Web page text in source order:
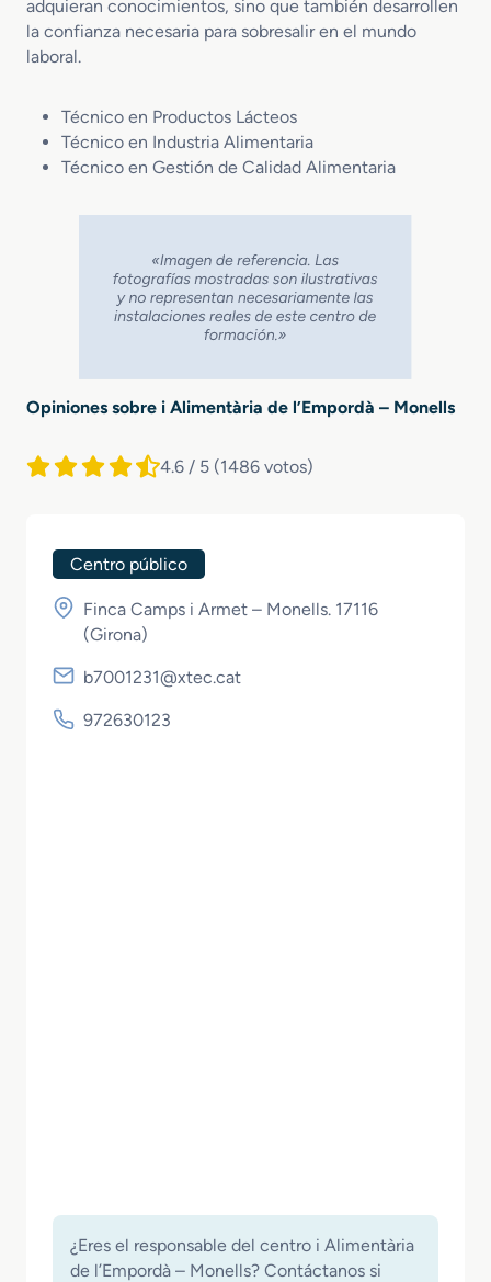
adquieran conocimientos, sino que también desarrollen
la confianza necesaria para sobresalir en el mundo
laboral.
Técnico en Productos Lácteos
Técnico en Industria Alimentaria
Técnico en Gestión de Calidad Alimentaria
Opiniones sobre i Alimentària de l’Empordà – Monells
4.6 / 5 (1486 votos)
Centro público
Finca Camps i Armet – Monells. 17116
(Girona)
b7001231@xtec.cat
972630123
¿Eres el responsable del centro i Alimentària
de l’Empordà – Monells? Contáctanos si